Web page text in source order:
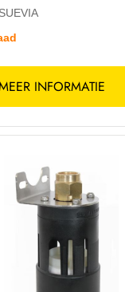
SUEVIA
INFORMATIE